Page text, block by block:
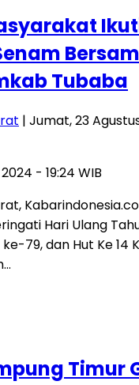
Tubaba
| Jumat, 23
- 19:24 WIB
Hari Ulang
79, dan Hut Ke 14
Timur